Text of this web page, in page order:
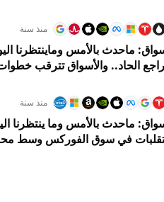
منذ سنة
الحاد.. والأسواق تترقب
منذ سنة
في سوق الفوركس وسط